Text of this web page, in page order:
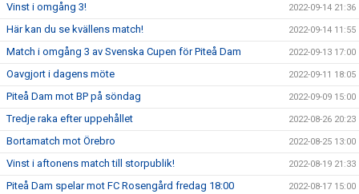
Vinst i omgång 3! 2022-09-14 21:36
Här kan du se kvällens match! 2022-09-14 11:55
Match i omgång 3 av Svenska Cupen för Piteå Dam 2022-09-13 17:00
Oavgjort i dagens möte 2022-09-11 18:05
Piteå Dam mot BP på söndag 2022-09-09 15:00
Tredje raka efter uppehållet 2022-08-26 20:23
Bortamatch mot Örebro 2022-08-25 13:00
Vinst i aftonens match till storpublik! 2022-08-19 21:33
Piteå Dam spelar mot FC Rosengård fredag 18:00 2022-08-17 15:00